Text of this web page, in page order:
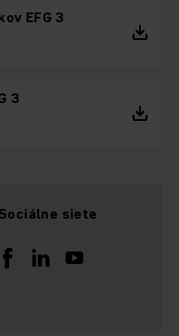
EFG 3
3
Sociálne siete